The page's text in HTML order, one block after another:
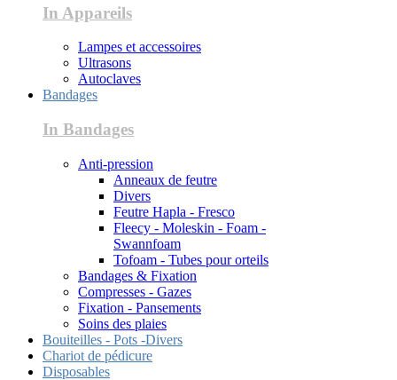
In Appareils
Lampes et accessoires
Ultrasons
Autoclaves
Bandages
In Bandages
Anti-pression
Anneaux de feutre
Divers
Feutre Hapla - Fresco
Fleecy - Moleskin - Foam -
Swannfoam
Tofoam - Tubes pour orteils
Bandages & Fixation
Compresses - Gazes
Fixation - Pansements
Soins des plaies
Bouiteilles - Pots -Divers
Chariot de pédicure
Disposables